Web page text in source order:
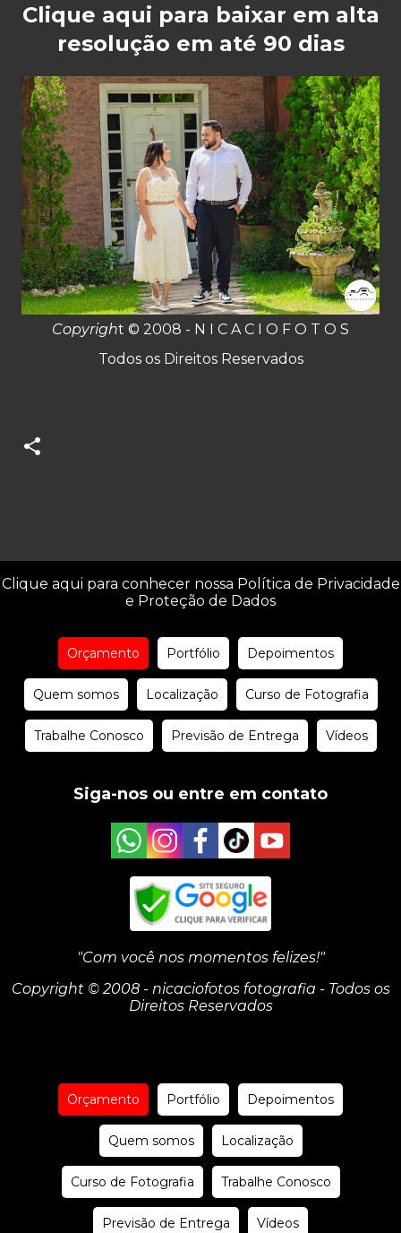
Clique aqui para baixar em alta
resolução em até 90 dias
Copyright © 2008 - N I C A C I O F O T O S
Todos os Direitos Reservados
Clique aqui para conhecer nossa Política de Privacidade
e Proteção de Dados
Orçamento Portfólio Depoimentos
Quem somos Localização Curso de Fotografia
Trabalhe Conosco Previsão de Entrega Vídeos
Siga-nos ou entre em contato
"Com você nos momentos felizes!"
Copyright © 2008 - nicaciofotos fotografia - Todos os
Direitos Reservados
Orçamento Portfólio Depoimentos
Quem somos Localização
Curso de Fotografia Trabalhe Conosco
Previsão de Entrega Vídeos